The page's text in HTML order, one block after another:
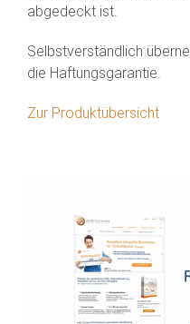
abgedeckt ist.
Selbstverständlich
die Haftungsgarantie.
Zur Produktübersicht